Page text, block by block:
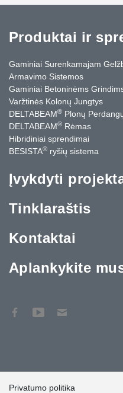
Produktai ir
Gaminiai Surenkamajam
Armavimo Sistemos
Gaminiai Betoninėms
Varžtinės Kolonų Jungtys
DELTABEAM® Plonų
DELTABEAM® Rėmas
Hibridiniai sprendimai
BESISTA® ryšių sistema
Įvykdyti
Tinklaraštis
Kontaktai
Aplankykite
Privatumo politika